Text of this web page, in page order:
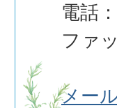
電話
ファ
メー